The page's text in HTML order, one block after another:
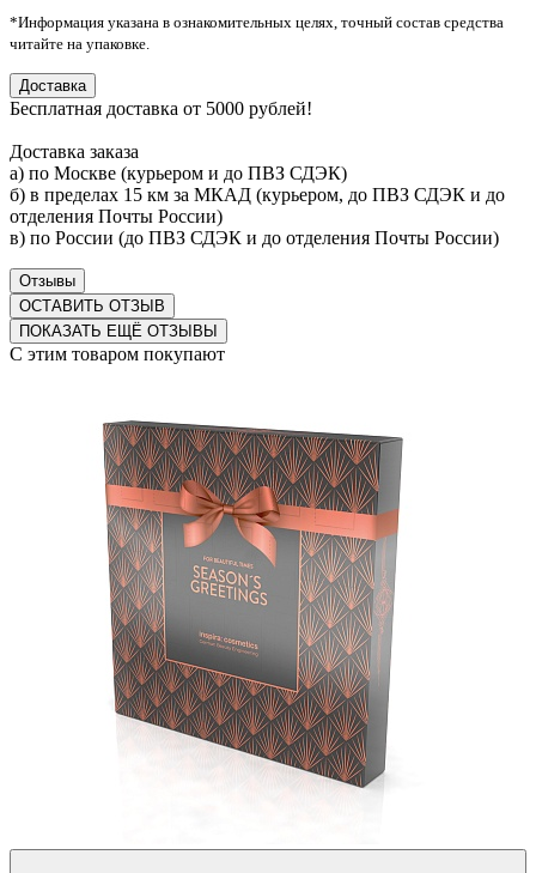
*Информация указана в ознакомительных целях, точный состав средства
читайте на упаковке.
Доставка
Бесплатная доставка от 5000 рублей!
Доставка заказа
а) по Москве (курьером и до ПВЗ СДЭК)
б) в пределах 15 км за МКАД (курьером, до ПВЗ СДЭК и до
отделения Почты России)
в) по России (до ПВЗ СДЭК и до отделения Почты России)
Отзывы
ОСТАВИТЬ ОТЗЫВ
ПОКАЗАТЬ ЕЩЁ ОТЗЫВЫ
С этим товаром покупают